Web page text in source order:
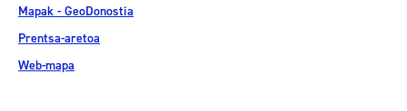
Mapak - GeoDonostia
Prentsa-aretoa
Web-mapa